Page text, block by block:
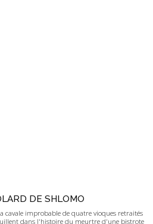
DE SHLOMO
cavale improbable de quatre vioques retraités
dans l'histoire du meurtre d'une bistrote